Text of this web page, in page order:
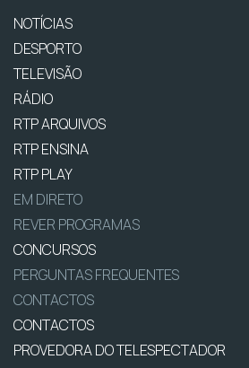
NOTÍCIAS
DESPORTO
TELEVISÃO
RÁDIO
RTP ARQUIVOS
RTP ENSINA
RTP PLAY
EM DIRETO
REVER PROGRAMAS
CONCURSOS
PERGUNTAS FREQUENTES
CONTACTOS
CONTACTOS
PROVEDORA DO TELESPECTADOR